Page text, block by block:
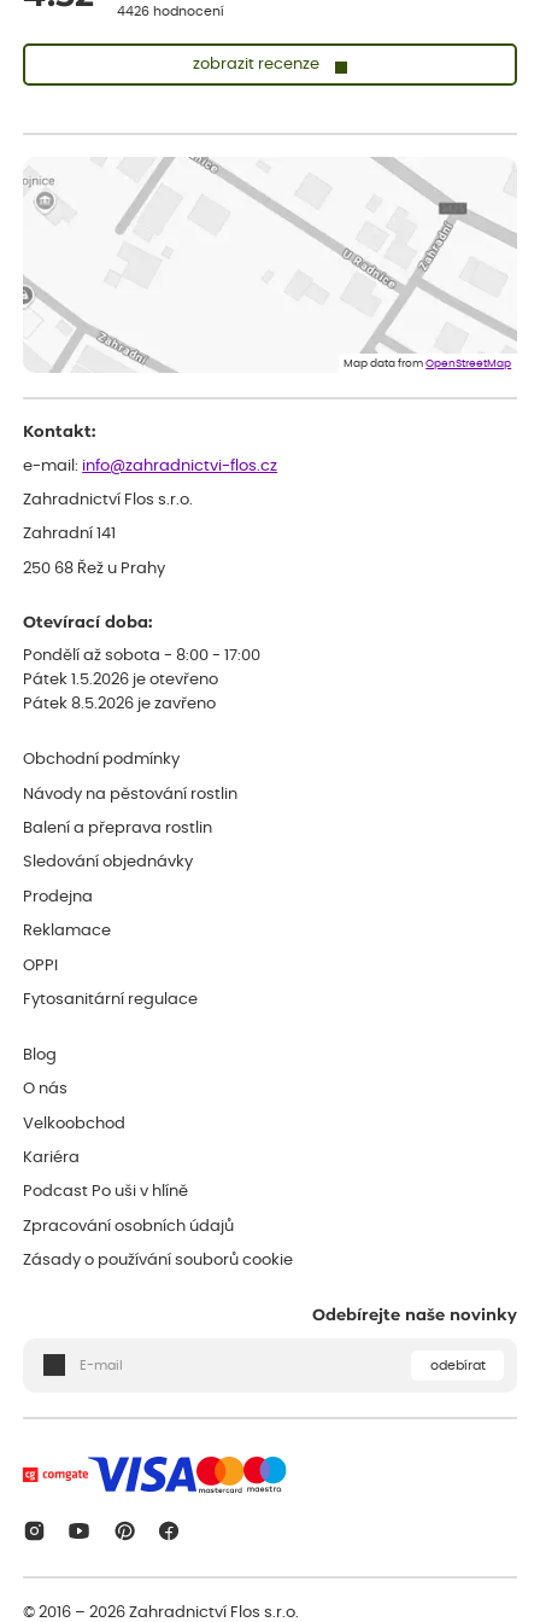
4426 hodnocení
zobrazit recenze
Vše přišlo velice rychle krásně zabalené. Rostlinky po přesazení
velice dobře prospívají
Jarda
Dobrý den, byli jsme spokojeni
Eshop, objednání bylo v pořádku, žádný problém. Jen jsem byla
smutná z dodávky jedné kytky, která nebyla v nejlepší kondici a i
Map data fromOpenStreetMap
Kontakt:
e-mail: info@zahradnictvi-flos.cz
Zahradnictví Flos s.r.o.
Zahradní 141
250 68 Řež u Prahy
Otevírací doba:
Pondělí až sobota - 8:00 - 17:00
Pátek 1.5.2026 je otevřeno
Pátek 8.5.2026 je zavřeno
Obchodní podmínky
Návody na pěstování rostlin
Balení a přeprava rostlin
Sledování objednávky
Prodejna
Reklamace
OPPI
Fytosanitární regulace
Blog
O nás
Velkoobchod
Kariéra
Podcast Po uši v hlíně
Zpracování osobních údajů
Zásady o používání souborů cookie
Odebírejte naše novinky
odebírat
© 2016 – 2026Zahradnictví Flos s.r.o.